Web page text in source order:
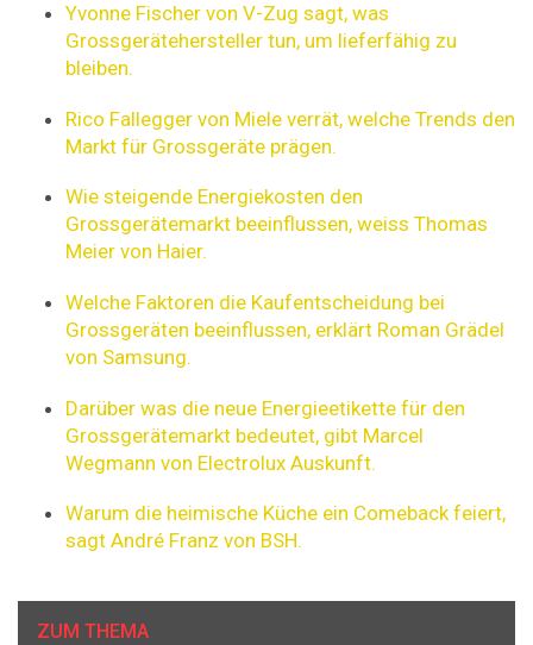
Yvonne Fischer von V-Zug sagt, was
Grossgerätehersteller tun, um lieferfähig zu
bleiben.
Rico Fallegger von Miele verrät, welche Trends den
Markt für Grossgeräte prägen.
Wie steigende Energiekosten den
Grossgerätemarkt beeinflussen, weiss Thomas
Meier von Haier.
Welche Faktoren die Kaufentscheidung bei
Grossgeräten beeinflussen, erklärt Roman Grädel
von Samsung.
Darüber was die neue Energieetikette für den
Grossgerätemarkt bedeutet, gibt Marcel
Wegmann von Electrolux Auskunft.
Warum die heimische Küche ein Comeback feiert,
sagt André Franz von BSH.
ZUM THEMA